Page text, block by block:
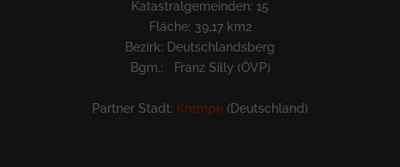
Katastralgemeinden: 15
Fläche: 39,17 km2
Bezirk: Deutschlandsberg
Bgm.: Franz Silly (ÖVP)
Partner Stadt: Krempe (Deutschland)